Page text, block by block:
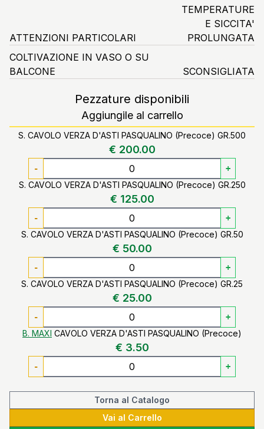
ATTENZIONI PARTICOLARI
TEMPERATURE
E SICCITA'
PROLUNGATA
COLTIVAZIONE IN VASO O SU
BALCONE
SCONSIGLIATA
Pezzature disponibili
Aggiungile al carrello
S. CAVOLO VERZA D'ASTI PASQUALINO (Precoce) GR.500
€ 200.00
- +
S. CAVOLO VERZA D'ASTI PASQUALINO (Precoce) GR.250
€ 125.00
- +
S. CAVOLO VERZA D'ASTI PASQUALINO (Precoce) GR.50
€ 50.00
- +
S. CAVOLO VERZA D'ASTI PASQUALINO (Precoce) GR.25
€ 25.00
- +
B. MAXI CAVOLO VERZA D'ASTI PASQUALINO (Precoce)
€ 3.50
- +
Torna al Catalogo
Vai al Carrello